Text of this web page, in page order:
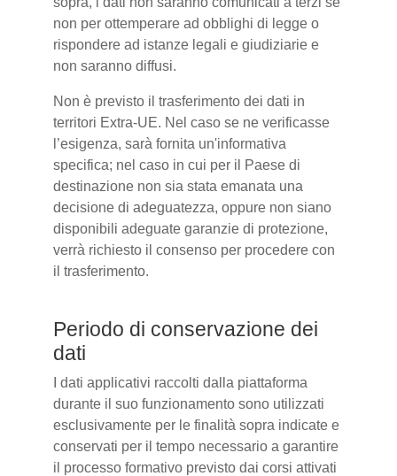
non per ottemperare ad obblighi di legge o
rispondere ad istanze legali e giudiziarie e
non saranno diffusi.
Non è previsto il trasferimento dei dati in
territori Extra-UE. Nel caso se ne verificasse
l’esigenza, sarà fornita un'informativa
specifica; nel caso in cui per il Paese di
destinazione non sia stata emanata una
decisione di adeguatezza, oppure non siano
disponibili adeguate garanzie di protezione,
verrà richiesto il consenso per procedere con
il trasferimento.
Periodo di conservazione dei
dati
I dati applicativi raccolti dalla piattaforma
durante il suo funzionamento sono utilizzati
esclusivamente per le finalità sopra indicate e
conservati per il tempo necessario a garantire
il processo formativo previsto dai corsi attivati